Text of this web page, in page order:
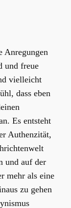
Anregungen
und freue
vielleicht
dass eben
Es entsteht
Authenzität,
und auf der
mehr als eine
zu gehen